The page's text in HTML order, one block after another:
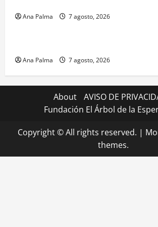
Ana Palma 7 agosto, 2026
Estados Portada
Ana Palma 7 agosto, 2026
About
AVISO DE
Fundación El Árbol de la
Copyright © All rights reserved. |
themes.